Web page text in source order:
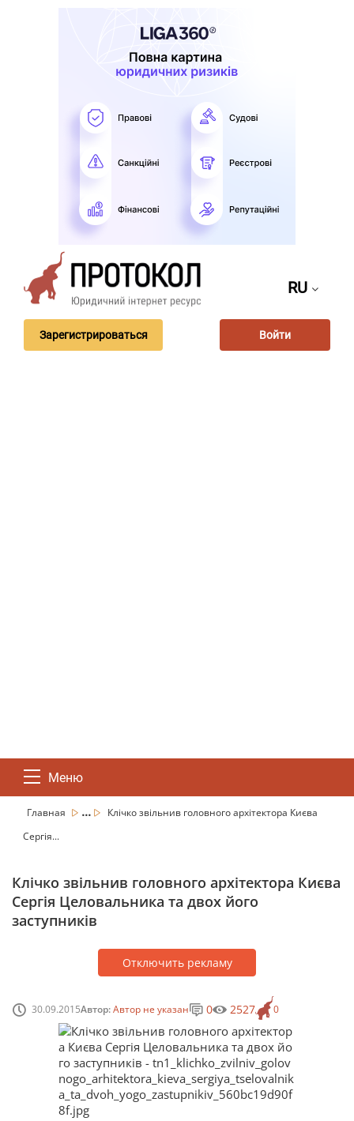
RU
Зарегистрироваться Войти
Меню
Главная ...
Клічко звільнив головного архітектора Києва
Сергія...
Клічко звільнив головного архітектора Києва
Сергія Целовальника та двох його
заступників
Отключить рекламу
30.09.2015Автор:Автор не указан 0
0 2527